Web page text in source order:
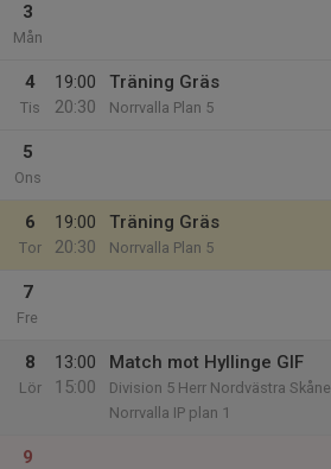
3
Mån
4
Tis
19:00
20:30
Träning Gräs
Norrvalla Plan 5
5
Ons
6
Tor
19:00
20:30
Träning Gräs
Norrvalla Plan 5
7
Fre
8
Lör
13:00
15:00
Match mot Hyllinge GIF
Division 5 Herr Nordvästra Skåne
Norrvalla IP plan 1
9